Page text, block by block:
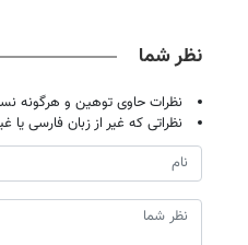
نظر شما
نظرات حاوی توهین و هرگونه
نظراتی که غیر از زبان فارسی یا